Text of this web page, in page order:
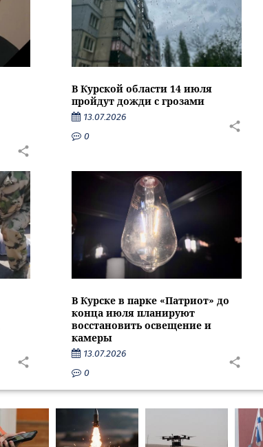
В Курской области 14 июля
пройдут дожди с грозами
13.07.2026
0
В Курске в парке «Патриот» до
конца июля планируют
восстановить освещение и
камеры
13.07.2026
0